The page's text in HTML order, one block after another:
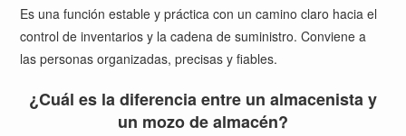
Es una función estable y práctica con un camino claro hacia el
control de inventarios y la cadena de suministro. Conviene a
las personas organizadas, precisas y fiables.
¿Cuál es la diferencia entre un almacenista y
un mozo de almacén?